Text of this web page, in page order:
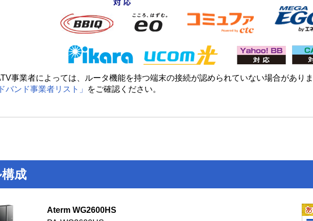
事業者によっては、ルータ機能を持つ端末の接続が認められていない場合があり
バンド事業者リスト」 をご確認ください。
成
Aterm WG2600HS